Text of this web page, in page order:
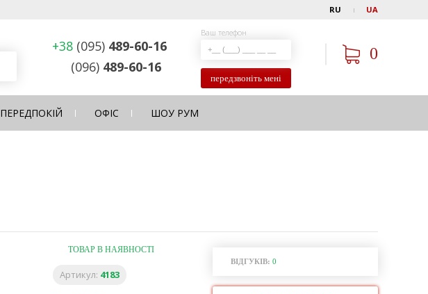
RU UA
+38 (095) 489-60-16
(096) 489-60-16
Ваш телефон
передзвоніть мені
0
ПЕРЕДПОКІЙ ОФІС ШОУ РУМ
ТОВАР В НАЯВНОСТІ
Артикул: 4183
ВІДГУКІВ: 0